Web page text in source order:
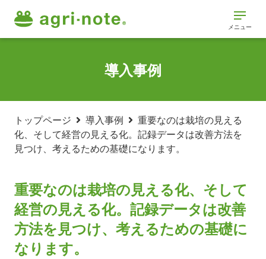
メニュー
導入事例
トップページ 導入事例
重要なのは栽培の見える
化、そして経営の見える化。記録データは改善方法を
見つけ、考えるための基礎になります。
重要なのは栽培の見える化、そして
経営の見える化。記録データは改善
方法を見つけ、考えるための基礎に
なります。